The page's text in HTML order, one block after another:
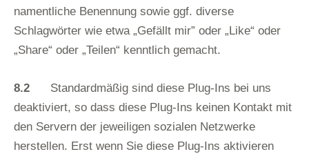
namentliche Benennung sowie ggf. diverse
Schlagwörter wie etwa „Gefällt mir” oder „Like“ oder
„Share“ oder „Teilen“ kenntlich gemacht.
8.2 Standardmäßig sind diese Plug-Ins bei uns
deaktiviert, so dass diese Plug-Ins keinen Kontakt mit
den Servern der jeweiligen sozialen Netzwerke
herstellen. Erst wenn Sie diese Plug-Ins aktivieren